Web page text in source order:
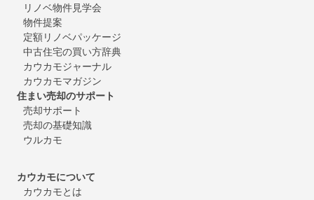
リノベ物件見学会
物件提案
定額リノベパッケージ
中古住宅の買い方辞典
カウカモジャーナル
カウカモマガジン
住まい売却のサポート
売却サポート
売却の基礎知識
ウルカモ
カウカモについて
カウカモとは